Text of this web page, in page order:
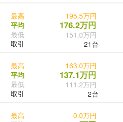
最高
平均
最低
取引
195.5万円
176.2万円
151.0万円
21台
最高
平均
最低
取引
163.0万円
137.1万円
111.2万円
2台
最高
0.0万円